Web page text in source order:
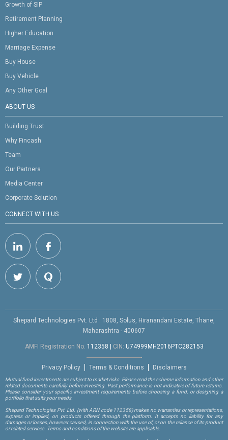
Growth of SIP
Retirement Planning
Higher Education
Marriage Expense
Buy House
Buy Vehicle
Any Other Goal
ABOUT US
Building Trust
Why Fincash
Team
Our Partners
Media Center
Corporate Solution
CONNECT WITH US
Shepard Technologies Pvt. Ltd : 1808, Solus, Hiranandani Estate, Thane,
Maharashtra - 400607
AMFI Registration No. 112358 CIN: U74999MH2016PTC282153
Privacy Policy Terms & Conditions Disclaimers
Mutual fund investments are subject to market risks. Please read the scheme information and other
related documents carefully before investing. Past performance is not indicative of future returns.
Please consider your specific investment requirements before choosing a fund, or designing a
portfolio that suits your needs.
Shepard Technologies Pvt. Ltd. (with ARN code 112358)makes no warranties or representations,
express or implied, on products offered through the platform. It accepts no liability for any
damages or losses, however caused, in connection with the use of, or on the reliance of its product
or related services. Terms and conditions of the website are applicable.